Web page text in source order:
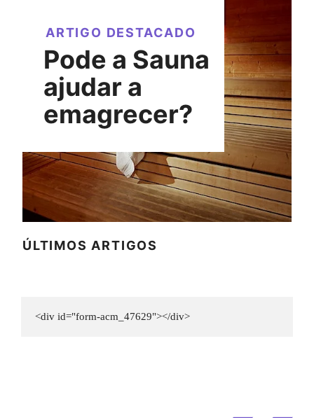
ARTIGO DESTACADO
Pode a Sauna
ajudar a
emagrecer?
ÚLTIMOS ARTIGOS
<div id="form-acm_47629"></div>